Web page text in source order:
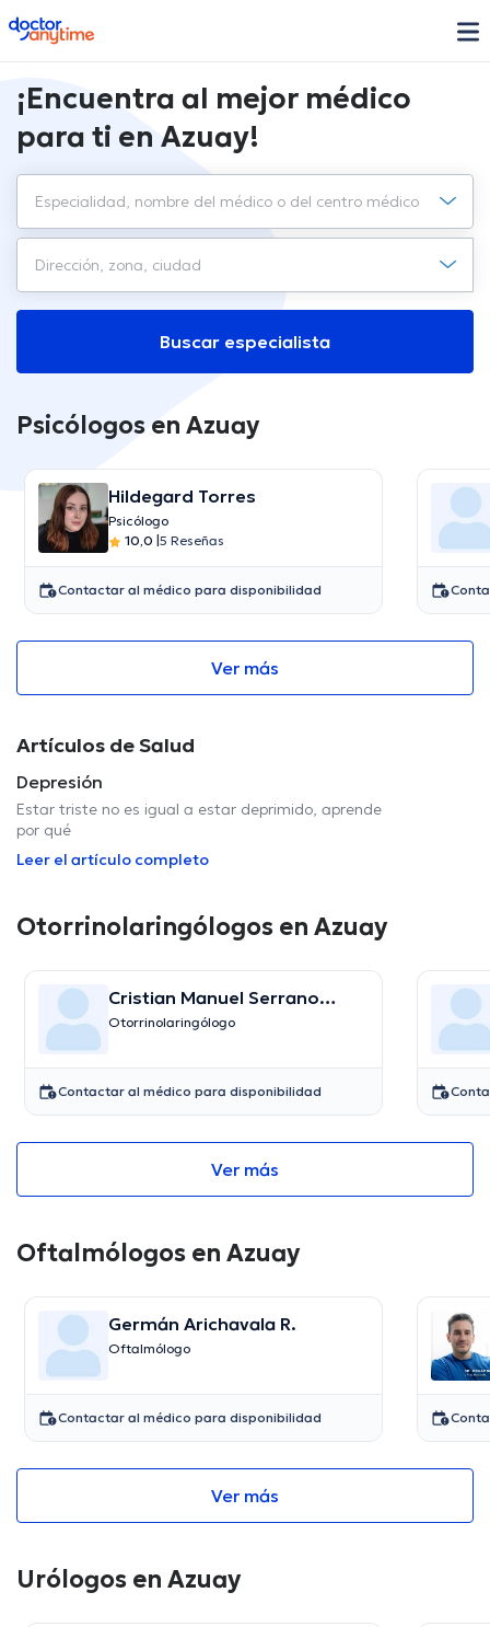
doctoranytime
¡Encuentra al mejor médico
para ti en Azuay!
Buscar especialista
Psicólogos en Azuay
Hildegard Torres
Psicólogo
10,0 |5 Reseñas
Contactar al médico para disponibilidad
Ver más
Artículos de Salud
Depresión
Estar triste no es igual a estar deprimido, aprende
por qué
Leer el artículo completo
Otorrinolaringólogos en Azuay
Cristian Manuel Serrano
Andrade
Otorrinolaringólogo
Contactar al médico para disponibilidad
Ver más
Oftalmólogos en Azuay
Germán Arichavala R.
Oftalmólogo
Contactar al médico para disponibilidad
Ver más
Urólogos en Azuay